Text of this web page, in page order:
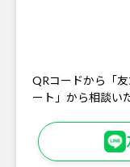
QRコードから「
ート」から相談い